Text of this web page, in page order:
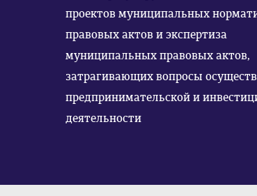
проектов муниципальных
правовых актов и экспертиза
муниципальных правовых актов,
затрагивающих вопросы
предпринимательской и
деятельности